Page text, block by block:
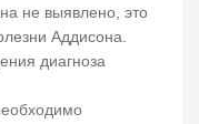
не выявлено, это
Аддисона.
диагноза